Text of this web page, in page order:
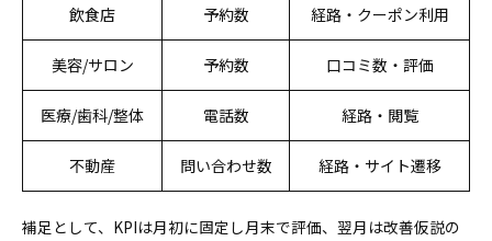
飲食店 予約数 経路・クーポン利用
美容/サロン 予約数 口コミ数・評価
医療/歯科/整体 電話数 経路・閲覧
不動産 問い合わせ数 経路・サイト遷移
補足として、KPIは月初に固定し月末で評価、翌月は改善仮説の